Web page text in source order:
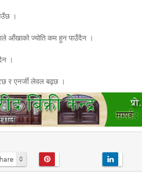
।
आँखाको ज्योति कम हुन पाउँदैन ।
।
र एनर्जी लेवल बढ्छ ।
0